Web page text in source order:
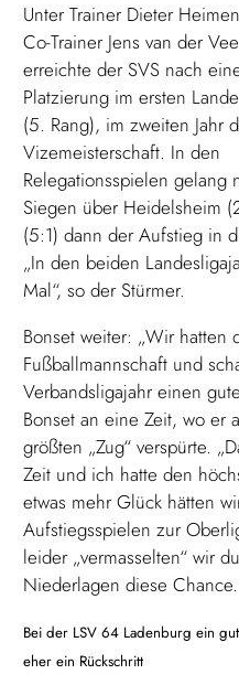
Unter Trainer Dieter
Co-Trainer Jens van der
erreichte der SVS nach
Platzierung im ersten
(5. Rang), im zweiten Jahr
Vizemeisterschaft. In den
Relegationsspielen gelang
Siegen über Heidelsheim
(5:1) dann der Aufstieg in
„In den beiden
Mal“, so der Stürmer.
Bonset weiter: „Wir hatten
Fußballmannschaft und
Verbandsligajahr einen
Bonset an eine Zeit, wo er
größten „Zug“ verspürte.
Zeit und ich hatte den
etwas mehr Glück hätten
Aufstiegsspielen zur
leider „vermasselten“ wir
Niederlagen diese
Bei der LSV 64 Ladenburg ein
eher ein Rückschritt